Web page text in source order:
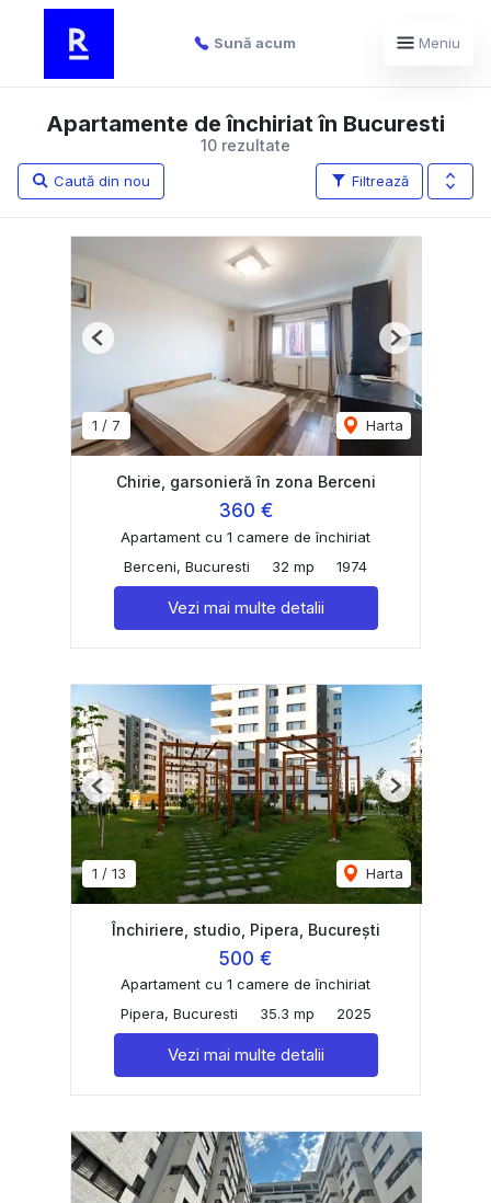
Sună acum Meniu
10 rezultate
Apartamente de închiriat în Bucuresti
Filtrează
Caută din nou
1 / 7 Harta
Previous Next
Chirie, garsonieră în zona Berceni
360 €
Apartament cu 1 camere de închiriat
Berceni, Bucuresti
32 mp 1974
Vezi mai multe detalii
1 / 13 Harta
Previous Next
Închiriere, studio, Pipera, București
500 €
Apartament cu 1 camere de închiriat
Pipera, Bucuresti
35.3 mp 2025
Vezi mai multe detalii